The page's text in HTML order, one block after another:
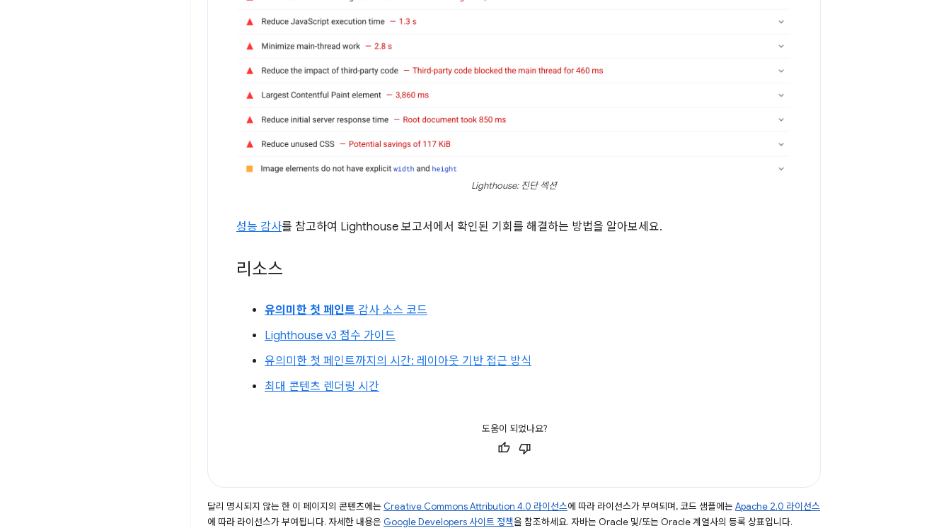
Lighthouse: 진단 섹션
성능 감사를 참고하여 Lighthouse 보고서에서 확인된 기회를 해결하는 방법을 알아보세요.
리소스
유의미한 첫 페인트 감사 소스 코드
Lighthouse v3 점수 가이드
유의미한 첫 페인트까지의 시간: 레이아웃 기반 접근 방식
최대 콘텐츠 렌더링 시간
도움이 되었나요?
달리 명시되지 않는 한 이 페이지의 콘텐츠에는 Creative Commons Attribution 4.0 라이선스에 따라 라이선스가 부여되며, 코드 샘플에는 Apache 2.0 라이선스
에 따라 라이선스가 부여됩니다. 자세한 내용은 Google Developers 사이트 정책을 참조하세요. 자바는 Oracle 및/또는 Oracle 계열사의 등록 상표입니다.